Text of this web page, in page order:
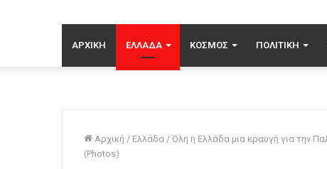
ΑΡΧΙΚΉ ΕΛΛΆΔΑ ΚΌΣΜΟΣ ΠΟΛΙΤΙΚΉ
Αρχική / Ελλάδα / Όλη η Ελλάδα μια κραυγή για την
(Photos)